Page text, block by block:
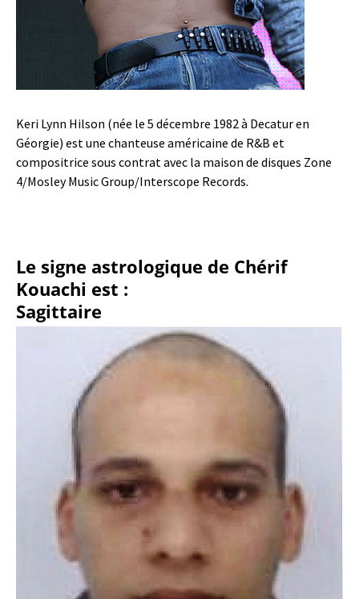
Keri Lynn Hilson (née le 5 décembre 1982 à Decatur en
Géorgie) est une chanteuse américaine de R&B et
compositrice sous contrat avec la maison de disques Zone
4/Mosley Music Group/Interscope Records.
Le signe astrologique de Chérif
Kouachi est :
Sagittaire